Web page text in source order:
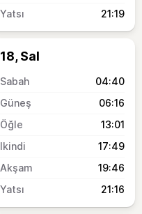
21:19
18, Sal
04:40
06:16
13:01
17:49
19:46
21:16